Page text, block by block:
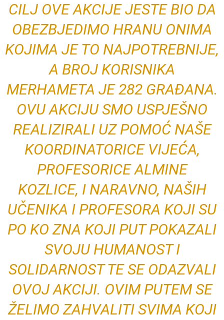
CILJ OVE AKCIJE JESTE BIO DA
OBEZBJEDIMO HRANU ONIMA
KOJIMA JE TO NAJPOTREBNIJE,
A BROJ KORISNIKA
MERHAMETA JE 282 GRAĐANA.
OVU AKCIJU SMO USPJEŠNO
REALIZIRALI UZ POMOĆ NAŠE
KOORDINATORICE VIJEĆA,
PROFESORICE ALMINE
KOZLICE, I NARAVNO, NAŠIH
UČENIKA I PROFESORA KOJI SU
PO KO ZNA KOJI PUT POKAZALI
SVOJU HUMANOST I
SOLIDARNOST TE SE ODAZVALI
OVOJ AKCIJI. OVIM PUTEM SE
ŽELIMO ZAHVALITI SVIMA KOJI